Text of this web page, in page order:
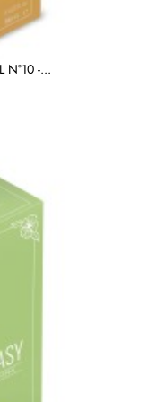
N°10 -...